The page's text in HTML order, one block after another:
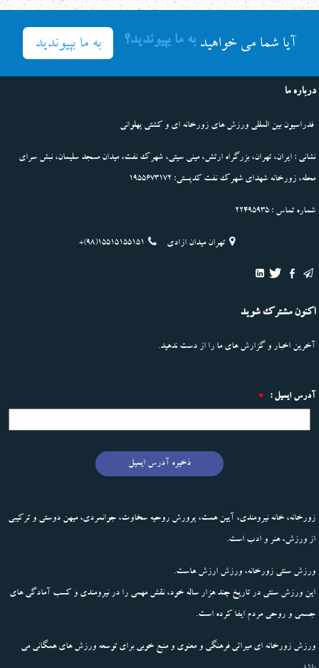
آیا شما می خواهیدبه ما بپیوندید؟ به ما بپیوندید
درباره ما
فدراسیون بین المللی ورزش های زورخانه ای و کشتی پهلوانی
نشانی : ایران، تهران، بزرگراه ارتش، مینی سیتی، شهرک نفت، میدان مسجد سلیمان، نبش سرای
محله، زورخانه شهدای شهرک نفت کدپستی: 1955673172
شماره تماس : 22495935
تهران میدان ازادی +(98)15515155151
اکنون مشترک شوید
آخرین اخبار و گزارش های ما را از دست ندهید.
آدرس ایمیل : *
ذخیره آدرس ایمیل
زورخانه، خانه نیرومندی، آیین همت، پرورش روحیه سخاوت، جوانمردی، میهن دوستی و ترکیبی
از ورزش، هنر و ادب است.
ورزش سنتی زورخانه، ورزش ارزش هاست.
این ورزش سنتی در تاریخ چند هزار ساله خود، نقش مهمی را در نیرومندی و کسب آمادگی های
جسمی و روحی مردم ایفا کرده است.
ورزش زورخانه ای میراثی فرهنگی و معنوی و منبع خوبی برای توسعه ورزش های همگانی می